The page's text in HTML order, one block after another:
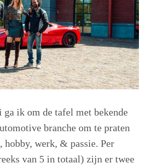
ga ik om de tafel met bekende
branche om te praten
hobby, werk, & passie. Per
van 5 in totaal) zijn er twee